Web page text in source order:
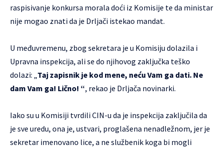
raspisivanje konkursa morala doći iz Komisije te da ministar
nije mogao znati da je Drljači istekao mandat.
U međuvremenu, zbog sekretara je u Komisiju dolazila i
Upravna inspekcija, ali se do njihovog zaključka teško
dolazi: „Taj zapisnik je kod mene, neću Vam ga dati. Ne
dam Vam ga! Lično! “, rekao je Drljača novinarki.
Iako su u Komisiji tvrdili CIN-u da je inspekcija zaključila da
je sve uredu, ona je, ustvari, proglašena nenadležnom, jer je
sekretar imenovano lice, a ne službenik koga bi mogli